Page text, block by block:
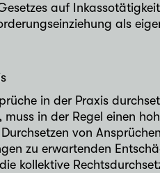
auf
als
in der Praxis
in der Regel einen
von
zu erwartenden
kollektive